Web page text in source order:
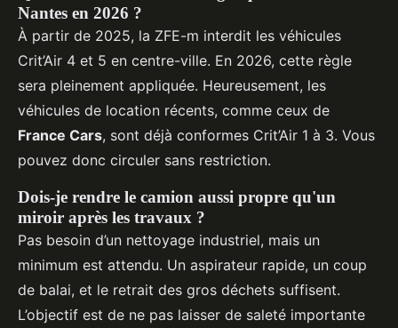
Nantes en 2026 ?
À partir de 2025, la ZFE-m interdit les véhicules
Crit’Air 4 et 5 en centre-ville. En 2026, cette règle
sera pleinement appliquée. Heureusement, les
véhicules de location récents, comme ceux de
France Cars, sont déjà conformes Crit’Air 1 à 3. Vous
pouvez donc circuler sans restriction.
Dois-je rendre le camion aussi propre qu'un
miroir après les travaux ?
Pas besoin d’un nettoyage industriel, mais un
minimum est attendu. Un aspirateur rapide, un coup
de balai, et le retrait des gros déchets suffisent.
L’objectif est de ne pas laisser de saleté importante